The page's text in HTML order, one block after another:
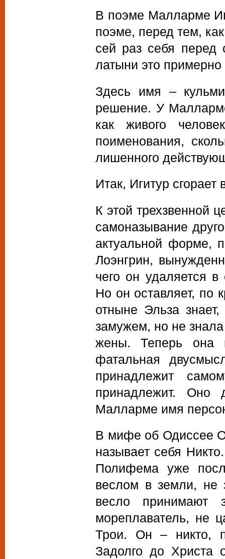
В поэме Малларме
поэме, перед тем,
сей раз себя перед
латыни это
Здесь имя –
решение. У
как живого
поименования,
лишенного
Итак, Игитур
К этой трехзвенной
самоназывание
актуальной форме,
Лоэнгрин,
чего он удаляется
Но он оставляет, по
отныне Эльза
замужем, но не
жены. Теперь она
фатальная
принадлежит
принадлежит. Оно
Малларме имя
В мифе об Одиссее
называет себя
Полифема уже
веслом в земли, не
весло принимают
мореплаватель, не
Трои. Он – никто,
Задолго до Христа